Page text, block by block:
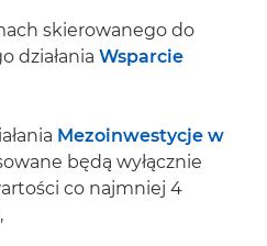
skierowanego do
działania Wsparcie
Mezoinwestycje w
będą wyłącznie
co najmniej 4